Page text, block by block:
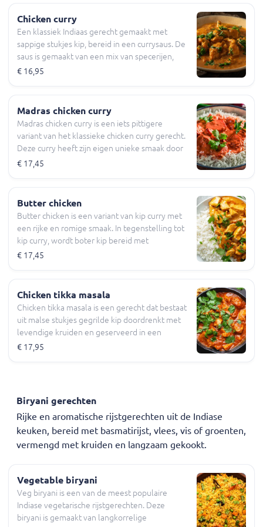
Chicken curry
Een klassiek Indiaas gerecht gemaakt met
sappige stukjes kip, bereid in een currysaus. De
saus is gemaakt van een mix van specerijen,
kruiden en tomaten die zorgt voor een balans
€ 16,95
Madras chicken curry
Madras chicken curry is een iets pittigere
variant van het klassieke chicken curry gerecht.
Deze curry heeft zijn eigen unieke smaak door
de toevoeging van specifieke kruidenmix uit de
smaakvolle combinatie van sappige stukjes kip,
verschillende groenten en een rijke,
aromatische saus met een kruidige kick. Wordt
geserveerd met witte rijst.
€ 17,45
Butter chicken
Butter chicken is een variant van kip curry met
een rijke en romige smaak. In tegenstelling tot
kip curry, wordt boter kip bereid met
tomatenpuree, boter en room, voor een zachte
voordat ze worden gegrild voor een sappige en
malse textuur. Het gerecht wordt geserveerd
met witte rijst.
€ 17,45
Chicken tikka masala
Chicken tikka masala is een gerecht dat bestaat
uit malse stukjes gegrilde kip doordrenkt met
levendige kruiden en geserveerd in een
weelderige tomatensaus. De kip wordt eerst
specerijen.
€ 17,95
Biryani gerechten
Rijke en aromatische rijstgerechten uit de Indiase
keuken, bereid met basmatirijst, vlees, vis of groenten,
vermengd met kruiden en langzaam gekookt.
Vegetable biryani
Veg biryani is een van de meest populaire
Indiase vegetarische rijstgerechten. Deze
biryani is gemaakt van langkorrelige